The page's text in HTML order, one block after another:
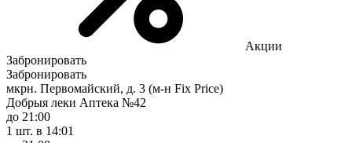
Акции
Забронировать
Забронировать
мкрн. Первомайский, д. 3 (м-н Fix Рrice)
Добрыя леки Аптека №42
до 21:00
1 шт. в 14:01